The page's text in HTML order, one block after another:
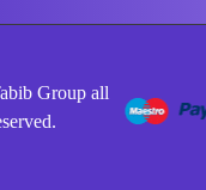
Tabib Group all
reserved.